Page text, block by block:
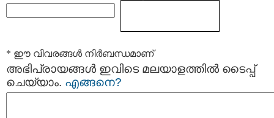
* ഈ വിവരങ്ങള്‍ നിര്‍ബന്ധമാണ്
അഭിപ്രായങ്ങള്‍ ഇവിടെ മലയാളത്തില്‍ ടൈപ്പ്
ചെയ്യാം. എങ്ങനെ?